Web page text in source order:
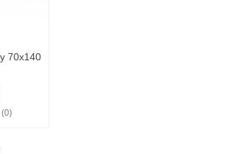
70x140
(0)